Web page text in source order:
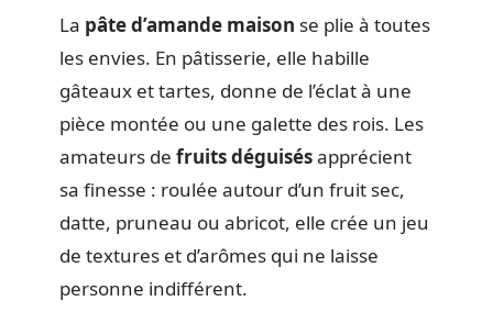
La pâte d’amande maison se plie à toutes
les envies. En pâtisserie, elle habille
gâteaux et tartes, donne de l’éclat à une
pièce montée ou une galette des rois. Les
amateurs de fruits déguisésapprécient
sa finesse : roulée autour d’un fruit sec,
datte, pruneau ou abricot, elle crée un jeu
de textures et d’arômes qui ne laisse
personne indifférent.